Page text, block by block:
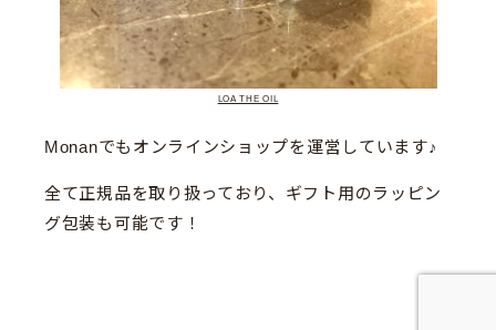
LOA THE OIL
Monanでもオンラインショップを運営しています♪
全て正規品を取り扱っており、ギフト用のラッピン
グ包装も可能です！